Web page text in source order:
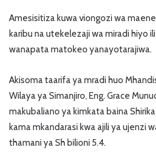
Amesisitiza kuwa viongozi wa
karibu na utekelezaji wa miradi hiyo
wanapata matokeo yanayotarajiwa.
Akisoma taarifa ya mradi huo
Wilaya ya Simanjiro, Eng. Grace
makubaliano ya kimkata baina
kama mkandarasi kwa ajili ya ujenzi
thamani ya Sh bilioni 5.4.